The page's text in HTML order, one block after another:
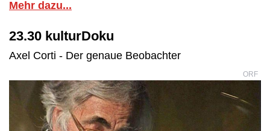
Mehr dazu...
23.30 kulturDoku
Axel Corti - Der genaue Beobachter
ORF